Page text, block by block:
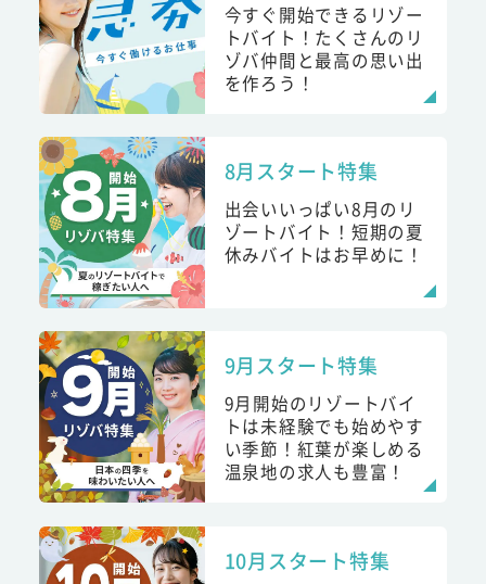
今すぐ開始できるリゾー
トバイト！たくさんのリ
ゾバ仲間と最高の思い出
を作ろう！
8月スタート特集
出会いいっぱい8月のリ
ゾートバイト！短期の夏
休みバイトはお早めに！
9月スタート特集
9月開始のリゾートバイ
トは未経験でも始めやす
い季節！紅葉が楽しめる
温泉地の求人も豊富！
10月スタート特集